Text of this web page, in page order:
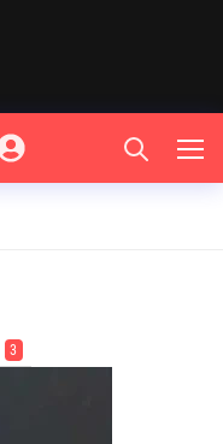
3